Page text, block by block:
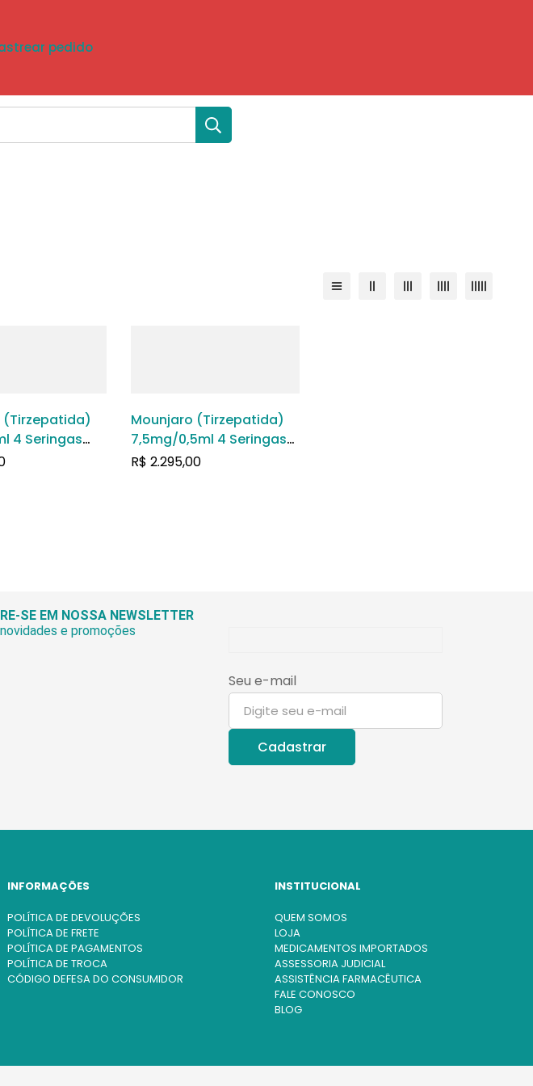
pedido
(Tirzepatida)
4 Seringas
Mounjaro (Tirzepatida)
7,5mg/0,5ml 4 Seringas
Preenchidas
R$ 2.295,00
SE EM NOSSA NEWSLETTER
e promoções
Seu e-mail
INFORMAÇÕES
POLÍTICA DE DEVOLUÇÕES
POLÍTICA DE FRETE
POLÍTICA DE PAGAMENTOS
POLÍTICA DE TROCA
CÓDIGO DEFESA DO CONSUMIDOR
INSTITUCIONAL
QUEM SOMOS
LOJA
MEDICAMENTOS IMPORTADOS
ASSESSORIA JUDICIAL
ASSISTÊNCIA FARMACÊUTICA
FALE CONOSCO
BLOG